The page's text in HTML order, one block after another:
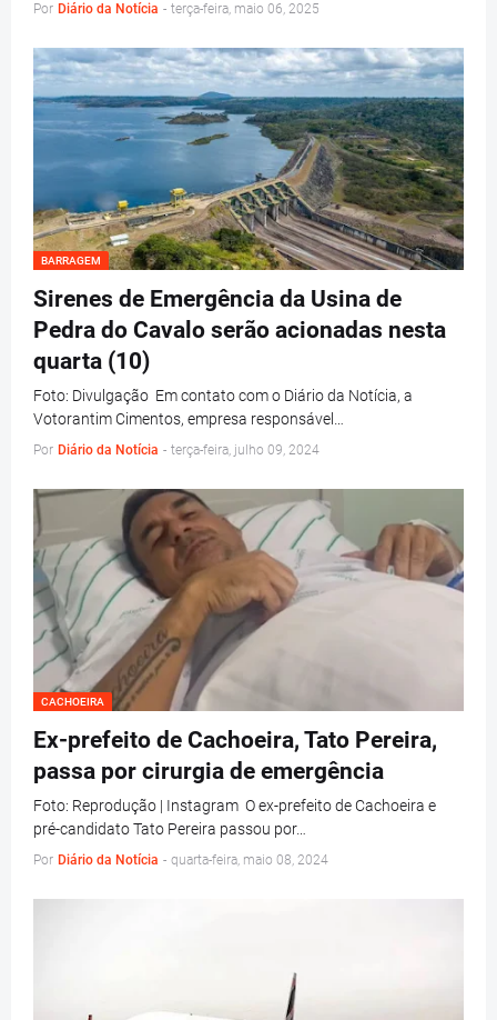
Por Diário da Notícia - terça-feira, maio 06, 2025
BARRAGEM
Sirenes de Emergência da Usina de
Pedra do Cavalo serão acionadas nesta
quarta (10)
Foto: Divulgação Em contato com o Diário da Notícia, a
Votorantim Cimentos, empresa responsável…
Por Diário da Notícia - terça-feira, julho 09, 2024
CACHOEIRA
Ex-prefeito de Cachoeira, Tato Pereira,
passa por cirurgia de emergência
Foto: Reprodução | Instagram O ex-prefeito de Cachoeira e
pré-candidato Tato Pereira passou por…
Por Diário da Notícia - quarta-feira, maio 08, 2024